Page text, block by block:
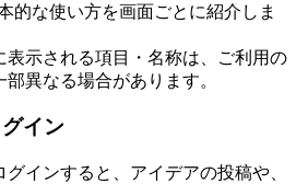
的な使い方を画面ごとに紹介しま
表示される項目・名称は、ご利用の
異なる場合があります。
イン
インすると、アイデアの投稿や、